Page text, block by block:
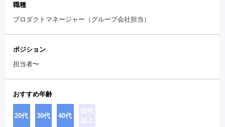
職種
プロダクトマネージャー（グループ会社担当）
ポジション
担当者〜
おすすめ年齢
20代 30代 40代
50代
以上